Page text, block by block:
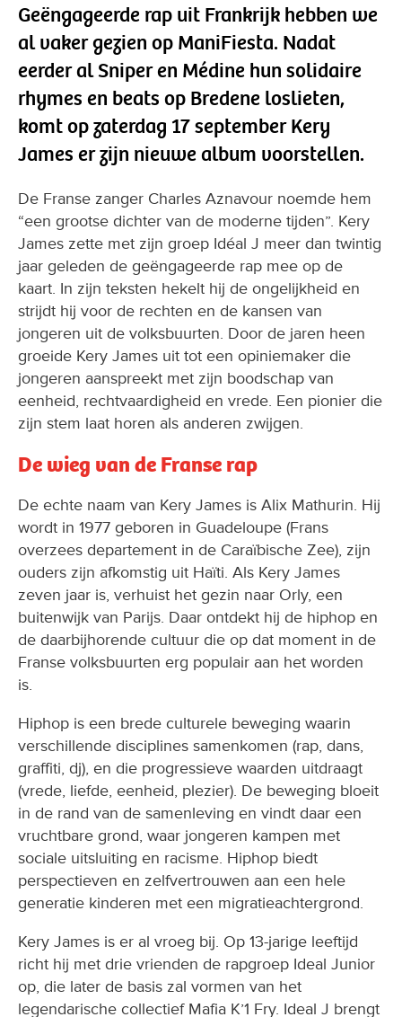
Geëngageerde rap uit Frankrijk hebben we
al vaker gezien op ManiFiesta. Nadat
eerder al Sniper en Médine hun solidaire
rhymes en beats op Bredene loslieten,
komt op zaterdag 17 september Kery
James er zijn nieuwe album voorstellen.
De Franse zanger Charles Aznavour noemde hem
“een grootse dichter van de moderne tijden”. Kery
James zette met zijn groep Idéal J meer dan twintig
jaar geleden de geëngageerde rap mee op de
kaart. In zijn teksten hekelt hij de ongelijkheid en
strijdt hij voor de rechten en de kansen van
jongeren uit de volksbuurten. Door de jaren heen
groeide Kery James uit tot een opiniemaker die
jongeren aanspreekt met zijn boodschap van
eenheid, rechtvaardigheid en vrede. Een pionier die
zijn stem laat horen als anderen zwijgen.
De wieg van de Franse rap
De echte naam van Kery James is Alix Mathurin. Hij
wordt in 1977 geboren in Guadeloupe (Frans
overzees departement in de Caraïbische Zee), zijn
ouders zijn afkomstig uit Haïti. Als Kery James
zeven jaar is, verhuist het gezin naar Orly, een
buitenwijk van Parijs. Daar ontdekt hij de hiphop en
de daarbijhorende cultuur die op dat moment in de
Franse volksbuurten erg populair aan het worden
is.
Hiphop is een brede culturele beweging waarin
verschillende disciplines samenkomen (rap, dans,
graffiti, dj), en die progressieve waarden uitdraagt
(vrede, liefde, eenheid, plezier). De beweging bloeit
in de rand van de samenleving en vindt daar een
vruchtbare grond, waar jongeren kampen met
sociale uitsluiting en racisme. Hiphop biedt
perspectieven en zelfvertrouwen aan een hele
generatie kinderen met een migratieachtergrond.
Kery James is er al vroeg bij. Op 13-jarige leeftijd
richt hij met drie vrienden de rapgroep Ideal Junior
op, die later de basis zal vormen van het
legendarische collectief Mafia K’1 Fry. Ideal J brengt